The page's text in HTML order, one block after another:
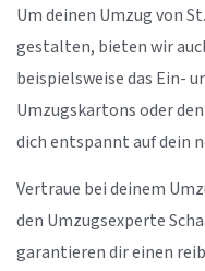
Um deinen Umzug von
gestalten, bieten wir
beispielsweise das Ein-
Umzugskartons oder
dich entspannt auf dein
Vertraue bei deinem
den Umzugsexperte
garantieren dir einen